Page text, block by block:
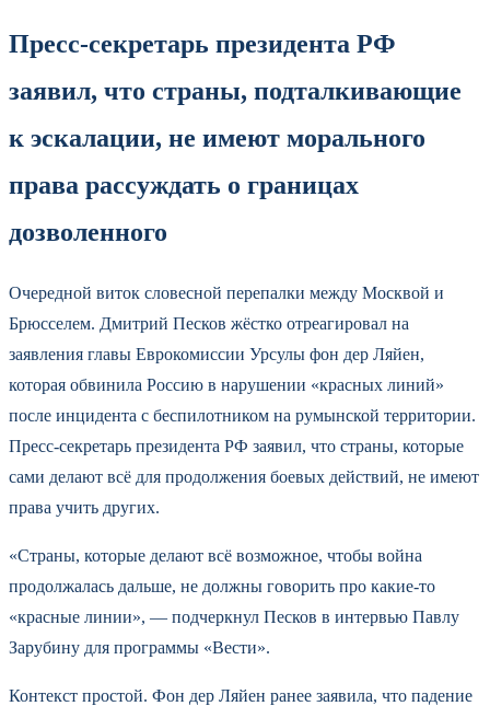
Пресс-секретарь президента РФ
заявил, что страны, подталкивающие
к эскалации, не имеют морального
права рассуждать о границах
дозволенного
Очередной виток словесной перепалки между Москвой и
Брюсселем. Дмитрий Песков жёстко отреагировал на
заявления главы Еврокомиссии Урсулы фон дер Ляйен,
которая обвинила Россию в нарушении «красных линий»
после инцидента с беспилотником на румынской территории.
Пресс-секретарь президента РФ заявил, что страны, которые
сами делают всё для продолжения боевых действий, не имеют
права учить других.
«Страны, которые делают всё возможное, чтобы война
продолжалась дальше, не должны говорить про какие-то
«красные линии», — подчеркнул Песков в интервью Павлу
Зарубину для программы «Вести».
Контекст простой. Фон дер Ляйен ранее заявила, что падение